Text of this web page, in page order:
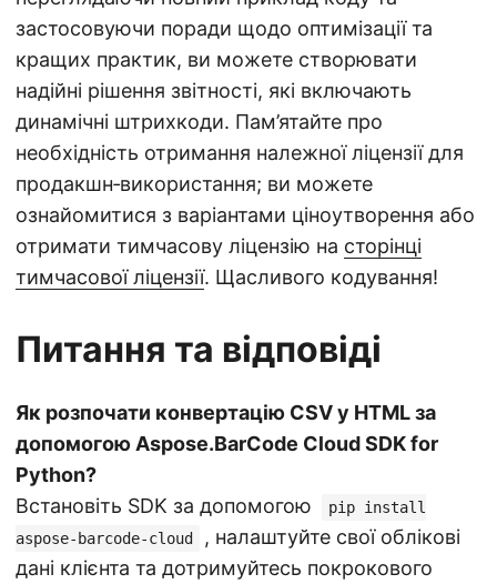
застосовуючи поради щодо оптимізації та
кращих практик, ви можете створювати
надійні рішення звітності, які включають
динамічні штрихкоди. Пам’ятайте про
необхідність отримання належної ліцензії для
продакшн‑використання; ви можете
ознайомитися з варіантами ціноутворення або
отримати тимчасову ліцензію на сторінці
тимчасової ліцензії. Щасливого кодування!
Питання та відповіді
Як розпочати конвертацію CSV у HTML за
допомогою Aspose.BarCode Cloud SDK for
Python?
Встановіть SDK за допомогою
pip install
aspose-barcode-cloud
, налаштуйте свої облікові
дані клієнта та дотримуйтесь покрокового